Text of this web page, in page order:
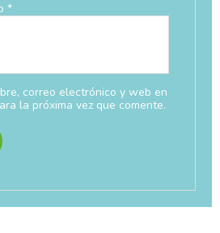
*
correo electrónico y web en
la próxima vez que comente.